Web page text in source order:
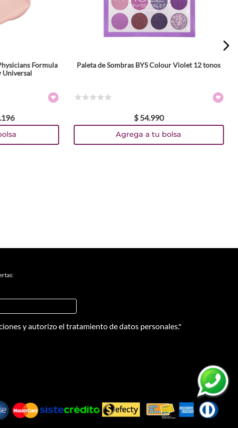
Formula
Universal
196
Paleta de Sombras BYS Colour Violet 12 tonos
$ 54.990
Agrega a tu bolsa
yautorizo el tratamiento de datos personales.*